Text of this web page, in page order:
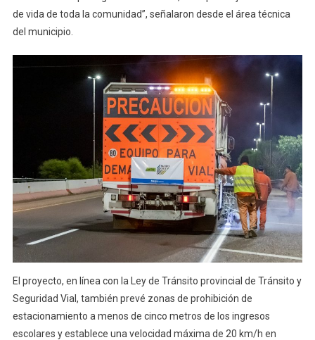
de vida de toda la comunidad”, señalaron desde el área técnica
del municipio.
El proyecto, en línea con la Ley de Tránsito provincial de Tránsito y
Seguridad Vial, también prevé zonas de prohibición de
estacionamiento a menos de cinco metros de los ingresos
escolares y establece una velocidad máxima de 20 km/h en